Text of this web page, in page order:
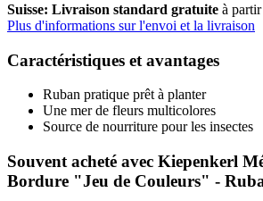
Suisse: Livraison standard gratuite à
Plus d'informations sur l'envoi et la livraison
Caractéristiques et avantages
Ruban pratique prêt à planter
Une mer de fleurs multicolores
Source de nourriture pour les insectes
Souvent acheté avec Kiepenkerl
Bordure "Jeu de Couleurs" -